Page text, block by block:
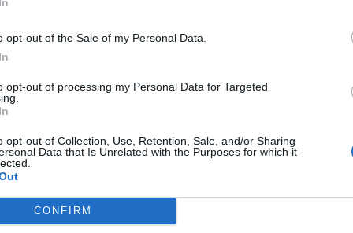
opt-out of the Sale of my Personal Data.
opt-out of processing my Personal Data for Targeted
opt-out of Collection, Use, Retention, Sale, and/or Sharing
Data that Is Unrelated with the Purposes for which it
CONFIRM
TAGS
του CRETALIVE
ΕΊΔΗΣΗ